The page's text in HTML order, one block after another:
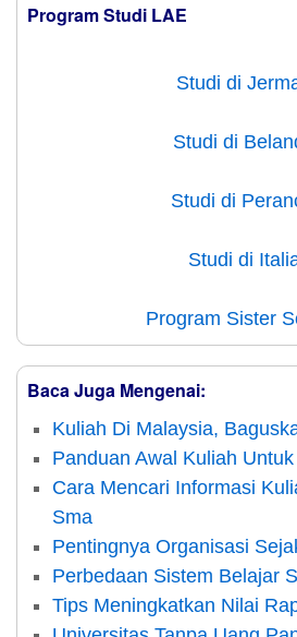
Program Studi LAE
Studi di
Studi di
Studi di
Studi di
Program Sister
Baca Juga Mengenai:
Kuliah Di Malaysia,
Panduan Awal Kuliah
Cara Mencari Informasi
Sma
Pentingnya Organisasi
Perbedaan Sistem Belajar
Tips Meningkatkan Nilai